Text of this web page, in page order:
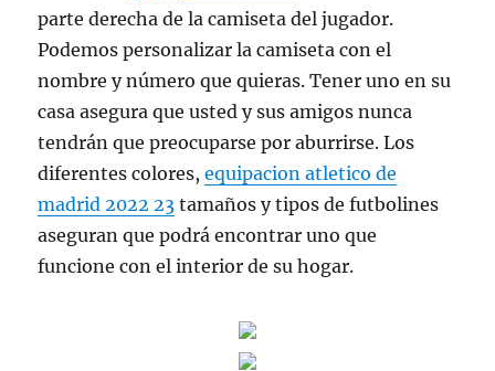
parte derecha de la camiseta del jugador.
Podemos personalizar la camiseta con el
nombre y número que quieras. Tener uno en su
casa asegura que usted y sus amigos nunca
tendrán que preocuparse por aburrirse. Los
diferentes colores,equipacion atletico de
madrid 2022 23 tamaños y tipos de futbolines
aseguran que podrá encontrar uno que
funcione con el interior de su hogar.